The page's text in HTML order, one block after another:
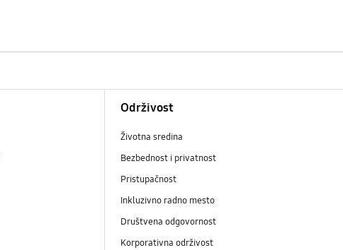
Održivost
Životna sredina
Bezbednost i privatnost
Pristupačnost
Inkluzivno radno mesto
Društvena odgovornost
Korporativna održivost